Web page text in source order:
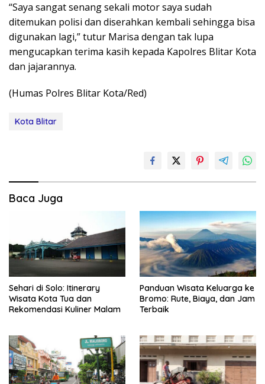
“Saya sangat senang sekali motor saya sudah
ditemukan polisi dan diserahkan kembali sehingga bisa
digunakan lagi,” tutur Marisa dengan tak lupa
mengucapkan terima kasih kepada Kapolres Blitar Kota
dan jajarannya.
(Humas Polres Blitar Kota/Red)
Kota Blitar
Baca Juga
Sehari di Solo: Itinerary
Wisata Kota Tua dan
Rekomendasi Kuliner Malam
Panduan Wisata Keluarga ke
Bromo: Rute, Biaya, dan Jam
Terbaik